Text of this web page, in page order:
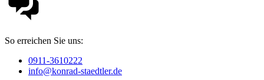
So erreichen Sie uns:
0911-3610222
info@konrad-staedtler.de